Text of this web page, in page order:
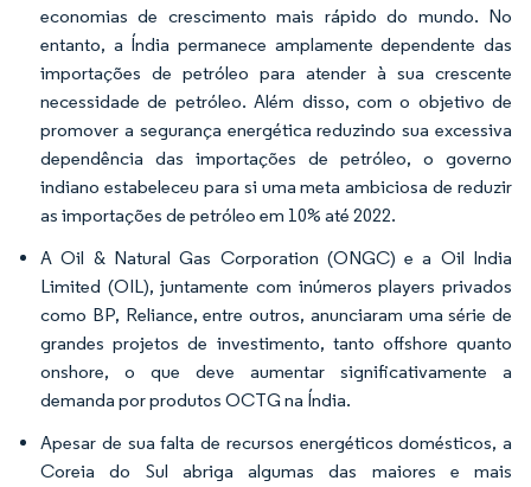
economias de crescimento mais rápido do mundo. No
entanto, a Índia permanece amplamente dependente das
importações de petróleo para atender à sua crescente
necessidade de petróleo. Além disso, com o objetivo de
promover a segurança energética reduzindo sua excessiva
dependência das importações de petróleo, o governo
indiano estabeleceu para si uma meta ambiciosa de reduzir
as importações de petróleo em 10% até 2022.
A Oil & Natural Gas Corporation (ONGC) e a Oil India
Limited (OIL), juntamente com inúmeros players privados
como BP, Reliance, entre outros, anunciaram uma série de
grandes projetos de investimento, tanto offshore quanto
onshore, o que deve aumentar significativamente a
demanda por produtos OCTG na Índia.
Apesar de sua falta de recursos energéticos domésticos, a
Coreia do Sul abriga algumas das maiores e mais